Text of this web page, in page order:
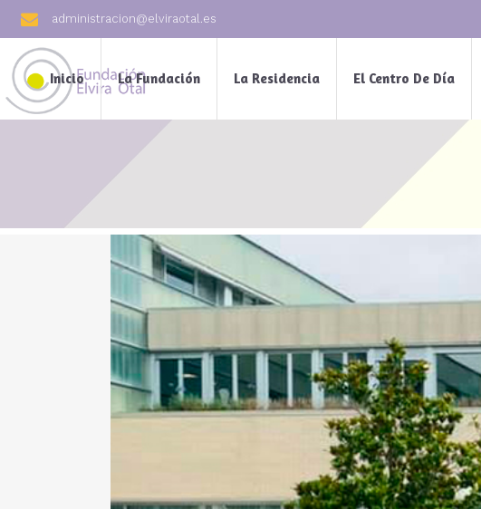
administracion@elviraotal.es
Inicio La Fundación La Residencia El Centro De Día